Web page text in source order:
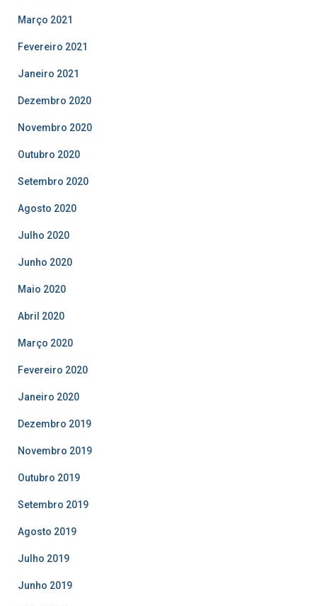
Março 2021
Fevereiro 2021
Janeiro 2021
Dezembro 2020
Novembro 2020
Outubro 2020
Setembro 2020
Agosto 2020
Julho 2020
Junho 2020
Maio 2020
Abril 2020
Março 2020
Fevereiro 2020
Janeiro 2020
Dezembro 2019
Novembro 2019
Outubro 2019
Setembro 2019
Agosto 2019
Julho 2019
Junho 2019